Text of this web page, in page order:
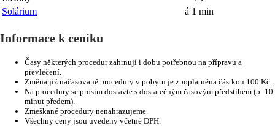
Solárium
á 1 min
Informace k ceníku
Časy některých procedur zahrnují i dobu potřebnou na přípravu a
převlečení.
Změna již načasované procedury v pobytu je zpoplatněna částkou 100 Kč.
Na procedury se prosím dostavte s dostatečným časovým předstihem (5–10
minut předem).
Zmeškané procedury nenahrazujeme.
Všechny ceny jsou uvedeny včetně DPH.